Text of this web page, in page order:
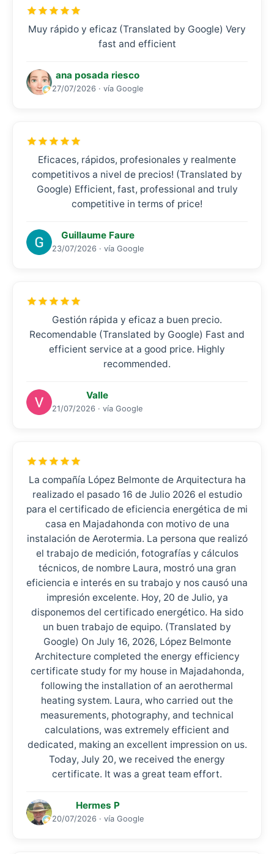
Muy rápido y eficaz (Translated by Google) Very
fast and efficient
ana posada riesco
27/07/2026 · vía Google
Eficaces, rápidos, profesionales y realmente
competitivos a nivel de precios! (Translated by
Google) Efficient, fast, professional and truly
competitive in terms of price!
Guillaume Faure
23/07/2026 · vía Google
Gestión rápida y eficaz a buen precio.
Recomendable (Translated by Google) Fast and
efficient service at a good price. Highly
recommended.
Valle
21/07/2026 · vía Google
La compañía López Belmonte de Arquitectura ha
realizado el pasado 16 de Julio 2026 el estudio
para el certificado de eficiencia energética de mi
casa en Majadahonda con motivo de una
instalación de Aerotermia. La persona que realizó
el trabajo de medición, fotografías y cálculos
técnicos, de nombre Laura, mostró una gran
eficiencia e interés en su trabajo y nos causó una
impresión excelente. Hoy, 20 de Julio, ya
disponemos del certificado energético. Ha sido
un buen trabajo de equipo. (Translated by
Google) On July 16, 2026, López Belmonte
Architecture completed the energy efficiency
certificate study for my house in Majadahonda,
following the installation of an aerothermal
heating system. Laura, who carried out the
measurements, photography, and technical
calculations, was extremely efficient and
dedicated, making an excellent impression on us.
Today, July 20, we received the energy
certificate. It was a great team effort.
Hermes P
20/07/2026 · vía Google